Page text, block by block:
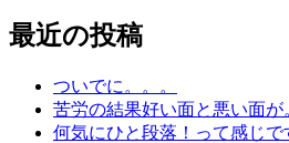
最近の投稿
ついでに。。。
苦労の結果好い面と悪い面が
何気にひと段落！って感じで